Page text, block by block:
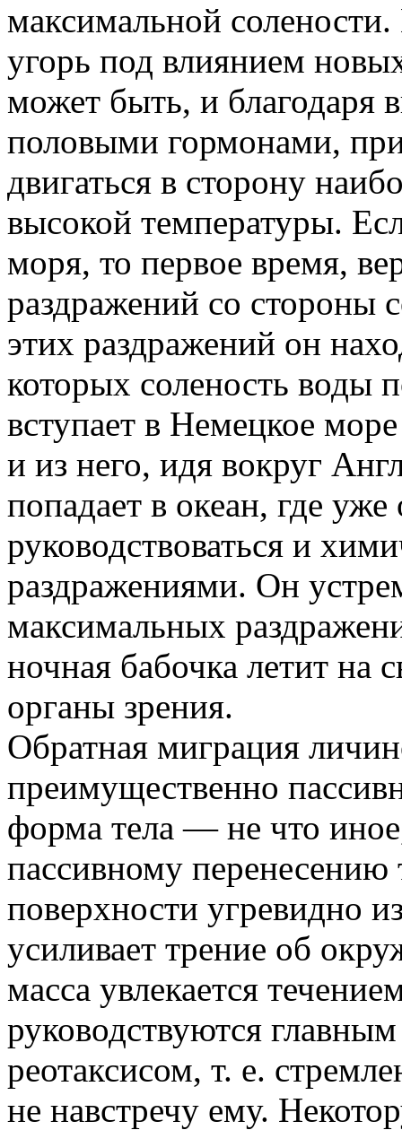
максимальной
угорь под влиянием
может быть, и благодаря
половыми гормонами,
двигаться в сторону
высокой температуры.
моря, то первое время,
раздражений со стороны
этих раздражений он
которых соленость воды
вступает в Немецкое
и из него, идя вокруг
попадает в океан, где
руководствоваться и
раздражениями. Он
максимальных
ночная бабочка летит на
органы зрения.
Обратная миграция
преимущественно
форма тела — не что
пассивному перенесению
поверхности угревидно
усиливает трение об
масса увлекается
руководствуются
реотаксисом, т. е.
не навстречу ему.